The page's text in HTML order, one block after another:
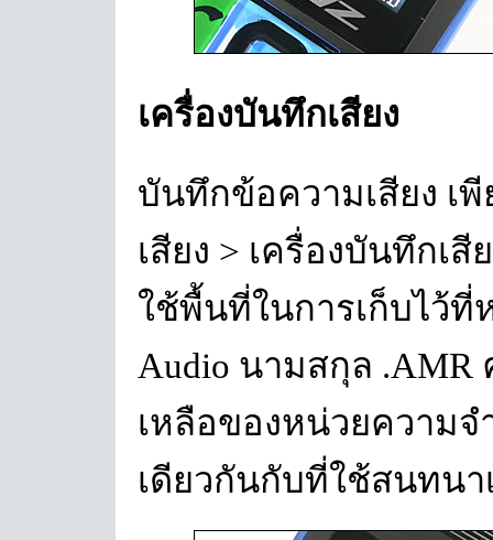
เครื่องบันทึกเสียง
บันทึกข้อความเสียง เ
เสียง > เครื่องบันทึกเ
ใช้พื้นที่ในการเก็บไว้ที่
Audio นามสกุล
เหลือของหน่วยความ
เดียวกันกับที่ใช้สนทน